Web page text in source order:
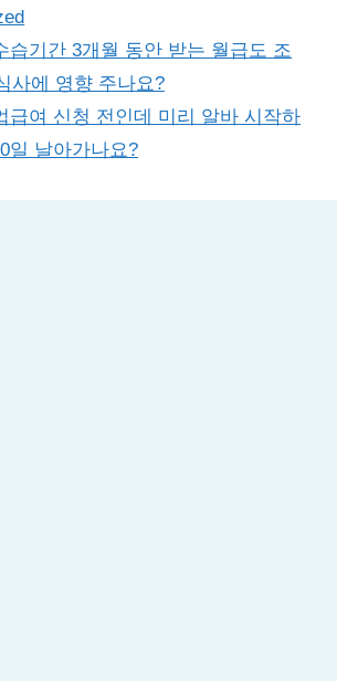
습기간 3개월 동안 받는 월급도 조
사에 영향 주나요?
급여 신청 전인데 미리 알바 시작하
일 날아가나요?